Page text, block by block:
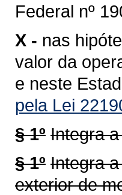
Federal nº
X - nas
valor da
e neste
pela Lei
§ 1º Integra
§ 1º Integra
exterior de